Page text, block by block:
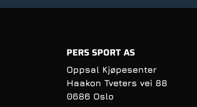
PERS SPORT AS
Oppsal Kjøpesenter
Haakon Tveters vei 88
0686 Oslo